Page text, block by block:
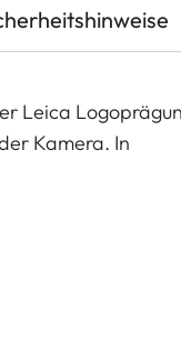
Leica
Kamera. In